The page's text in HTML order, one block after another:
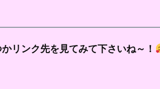
リンク先を見てみて下さいね～！